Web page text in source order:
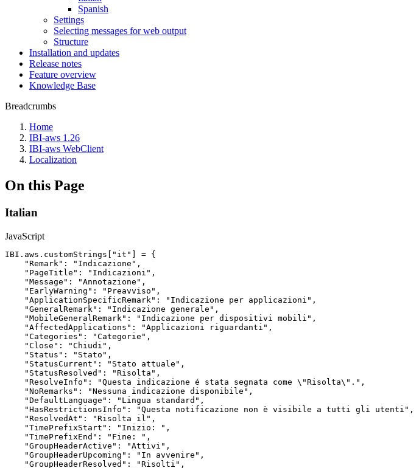
Spanish
Settings
Selecting messages for web output
Structure
Installation and updates
Release notes
Feature overview
Knowledge Base
Breadcrumbs
Home
IBI-aws 1.26
IBI-aws WebClient
Localization
On this Page
Italian
JavaScript
IBI . aws . customStrings [ "it" ] = {
"Remark" : "Indicazione" ,
"PageTitle" : "Indicazioni" ,
"Message" : "Annotazione" ,
"EarlyWarning" : "Preavviso" ,
"ApplicationSpecificRemark" : "Indicazione per applicazioni" ,
"GeneralRemark" : "Indicazione generale" ,
"MobileGeneralRemark" : "Indicazione per dispositivi mobili" ,
"AffectedApplications" : "Applicazioni riguardanti" ,
"Categories" : "Categorie" ,
"Close" : "Chiudi" ,
"Status" : "Stato" ,
"StatusCurrent" : "Stato attuale" ,
"StatusResolved" : "Risolta" ,
"ResolveInfo" : "Questa indicazione é stata segnata come \"Risolta\"." ,
"NoRemarks" : "Nessuna indicazione disponibile" ,
"DefaultLanguage" : "Lingua standard" ,
"HasRestrictionsInfo" : "Questa notificazione non è visibile a tutti gli utenti" ,
"ResolvedAt" : "Risolta il" ,
"TimePrefixStart" : "Inizio: " ,
"TimePrefixEnd" : "Fine: " ,
"GroupHeaderActive" : "Attivi" ,
"GroupHeaderUpcoming" : "In avvenire" ,
"GroupHeaderResolved" : "Risolti" ,